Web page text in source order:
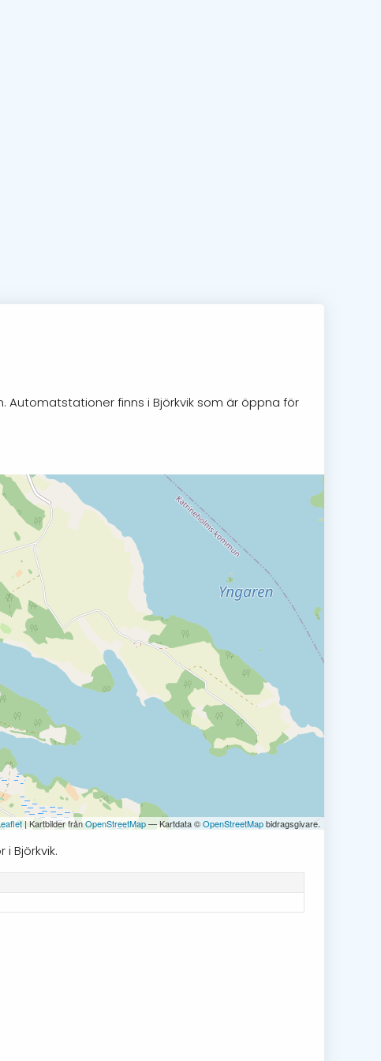
Automatstationer finns i Björkvik som är öppna för
| Kartbilder frånOpenStreetMap— Kartdata ©OpenStreetMapbidragsgivare.
Björkvik.